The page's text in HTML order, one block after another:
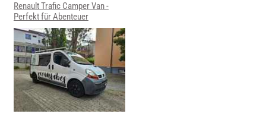
Renault Trafic Camper Van -
Perfekt für Abenteuer